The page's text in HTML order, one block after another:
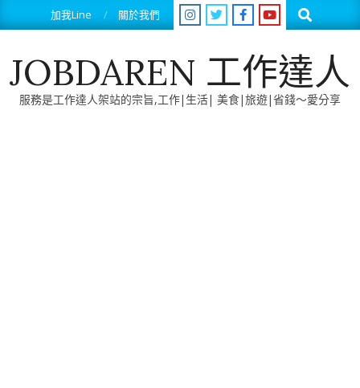
to
加我Line 關於我們 Search
JOBDAREN 工作達人
服務是工作達人架站的宗旨,工作|生活| 美食|旅遊|省錢～愛分享